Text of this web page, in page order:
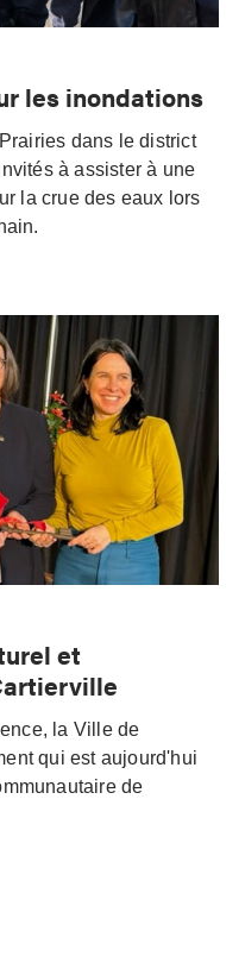
les inondations
dans le district
à assister à une
la crue des eaux lors
et
la Ville de
qui est aujourd'hui
de